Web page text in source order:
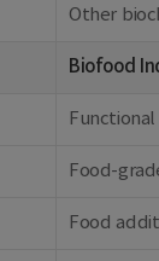
Other
Biofood
Food-
Food